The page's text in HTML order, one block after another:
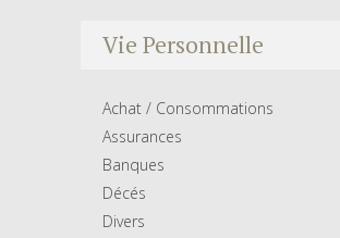
Vie Personnelle
Achat / Consommations
Assurances
Banques
Décés
Divers